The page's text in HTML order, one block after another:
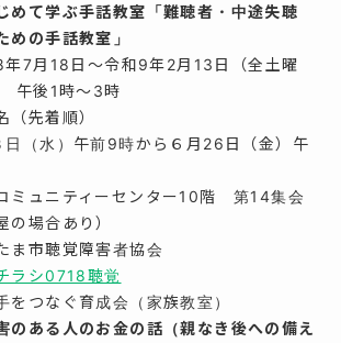
めて学ぶ手話教室「難聴者・中途失聴
めの手話教室」
年7月18日～令和9年2月13日（全土曜
午後1時～3時
（先着順）
日（水）午前9時から６月26日（金）午
ミュニティーセンター10階 第14集会
の場合あり）
ま市聴覚障害者協会
ラシ0718聴覚
をつなぐ育成会（家族教室）
のある人のお金の話（親なき後への備え